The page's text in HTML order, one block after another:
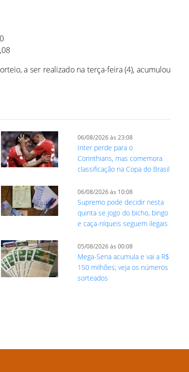
a ser realizado na terça-feira (4), acumulou
06/08/2026 às 23:08
Inter perde para o
Corinthians, mas comemora
classificação na Copa do Brasil
06/08/2026 às 10:08
Supremo pode decidir nesta
quinta se jogo do bicho, bingo
e caça-níqueis seguem ilegais
05/08/2026 às 00:08
Mega-Sena acumula e vai a R$
150 milhões; veja os números
sorteados